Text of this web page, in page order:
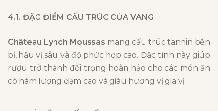
4.1. ĐẶC ĐIỂM CẤU TRÚC CỦA VANG
Château Lynch Moussas mang cấu trúc tannin bền
bỉ, hậu vị sâu và độ phức hợp cao. Đặc tính này giúp
rượu trở thành đối trọng hoàn hảo cho các món ăn
có hàm lượng đạm cao và giàu hương vị gia vị.